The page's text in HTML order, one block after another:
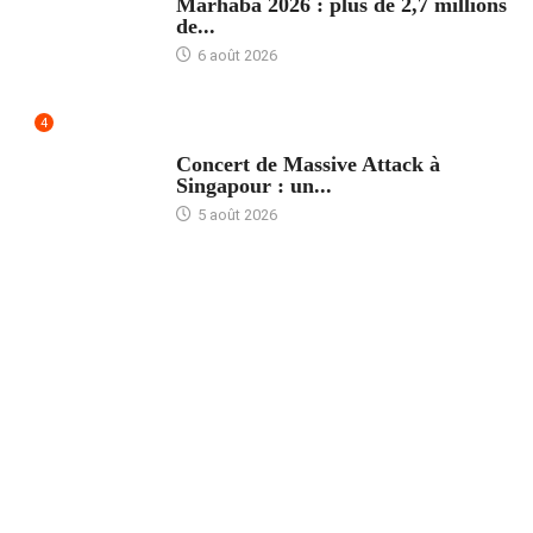
Marhaba 2026 : plus de 2,7 millions
de...
6 août 2026
4
Concert de Massive Attack à
Singapour : un...
5 août 2026